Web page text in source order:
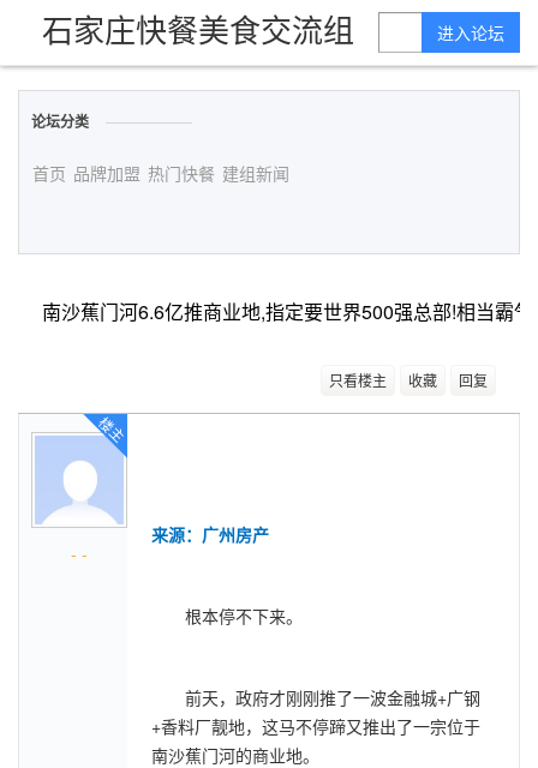
石家庄快餐美食交流组 进入论坛
论坛分类
首页 品牌加盟 热门快餐 建组新闻
南沙蕉门河6.6亿推商业地,指定要世界500强总部!相当霸气
只看楼主 收藏 回复
- -
楼主
来源：广州房产
根本停不下来。
前天，政府才刚刚推了一波金融城+广钢
+香料厂靓地，这马不停蹄又推出了一宗位于
南沙蕉门河的商业地。